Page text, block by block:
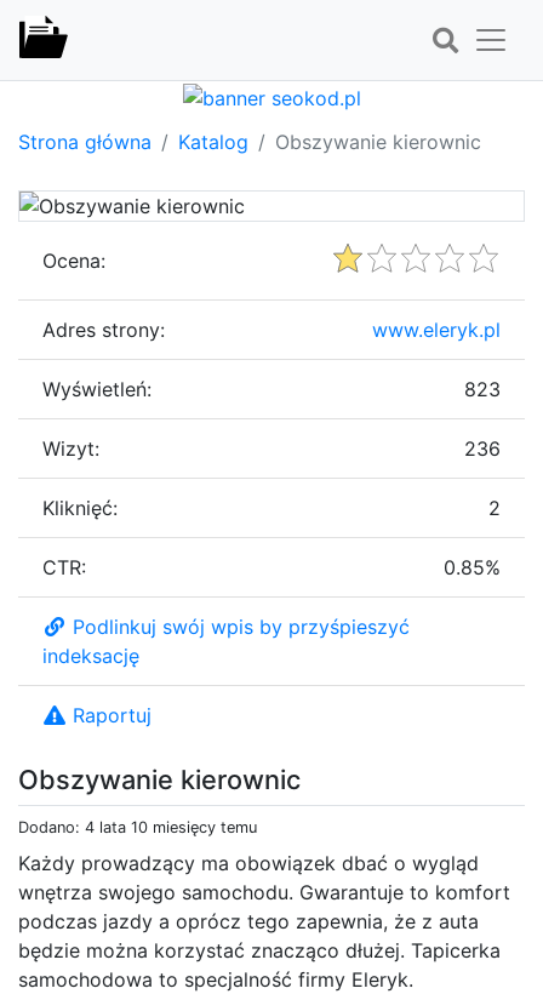
Strona główna Katalog Obszywanie kierownic
Obszywanie kierownic
Dodano: 4 lata 10 miesięcy temu
Każdy prowadzący ma obowiązek dbać o wygląd
wnętrza swojego samochodu. Gwarantuje to komfort
podczas jazdy a oprócz tego zapewnia, że z auta
będzie można korzystać znacząco dłużej. Tapicerka
samochodowa to specjalność firmy Eleryk.
Ocena:
Adres strony: www.eleryk.pl
Wyświetleń: 823
Wizyt: 236
Kliknięć: 2
CTR: 0.85%
Podlinkuj swój wpis by przyśpieszyć
indeksację
Raportuj